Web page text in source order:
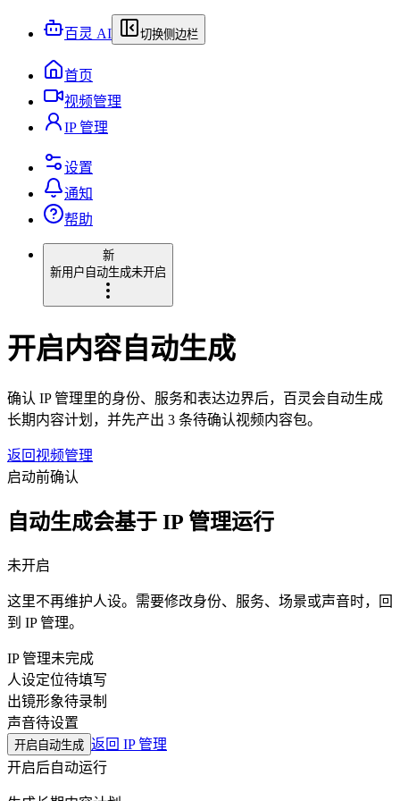
百灵 AI 切换侧边栏
首页
视频管理
IP 管理
设置
通知
帮助
新
新用户 自动生成未开启
开启内容自动生成
确认 IP 管理里的身份、服务和表达边界后，百灵会自动生成
长期内容计划，并先产出 3 条待确认视频内容包。
返回视频管理
启动前确认
自动生成会基于 IP 管理运行
未开启
这里不再维护人设。需要修改身份、服务、场景或声音时，回
到 IP 管理。
IP 管理未完成
人设定位待填写
出镜形象待录制
声音待设置
开启自动生成 返回 IP 管理
开启后自动运行